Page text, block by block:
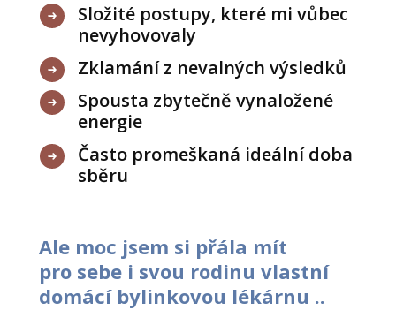
Složité postupy, které mi vůbec
nevyhovovaly
Zklamání z nevalných výsledků
Spousta zbytečně vynaložené
energie
Často promeškaná ideální doba
sběru
Ale moc jsem si přála mít
pro sebe i svou rodinu vlastní
domácí bylinkovou lékárnu ..